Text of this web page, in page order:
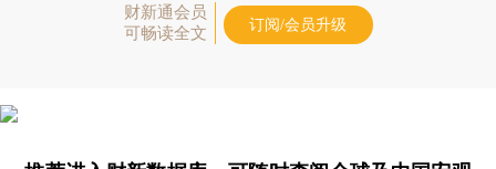
财新通会员
可畅读全文
订阅/会员升级